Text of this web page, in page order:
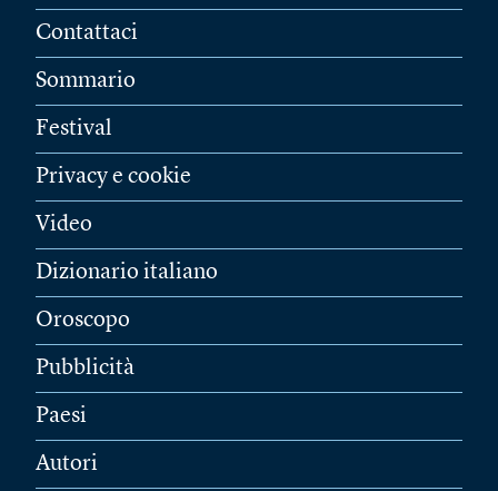
Contattaci
Sommario
Festival
Privacy e cookie
Video
Dizionario italiano
Oroscopo
Pubblicità
Paesi
Autori